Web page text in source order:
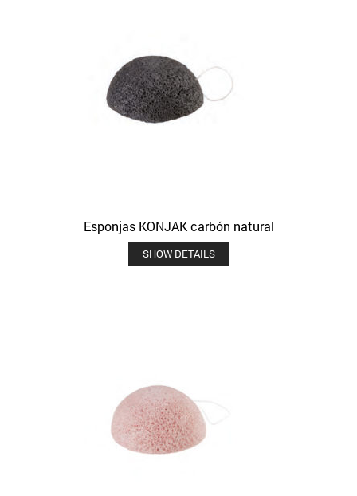
Esponjas KONJAK carbón natural
SHOW DETAILS